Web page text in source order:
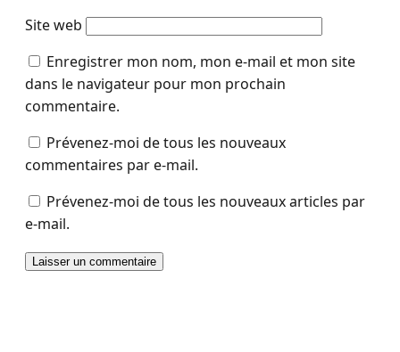
Site web
Enregistrer mon nom, mon e-mail et mon site
dans le navigateur pour mon prochain
commentaire.
Prévenez-moi de tous les nouveaux
commentaires par e-mail.
Prévenez-moi de tous les nouveaux articles par
e-mail.